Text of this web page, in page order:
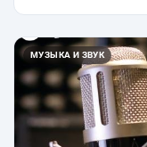
МУЗЫКА И ЗВУК